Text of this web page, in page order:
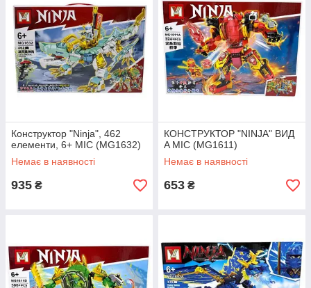
Конструктор "Ninja", 462
елементи, 6+ МІС (MG1632)
Немає в наявності
935 ₴
КОНСТРУКТОР "NINJA" ВИД
A МІС (MG1611)
Немає в наявності
653 ₴